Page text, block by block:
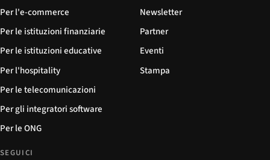
Per l'e-commerce
Per le istituzioni finanziarie
Per le istituzioni educative
Per l'hospitality
Per le telecomunicazioni
Per gli integratori software
Per le ONG
Newsletter
Partner
Eventi
Stampa
SEGUICI